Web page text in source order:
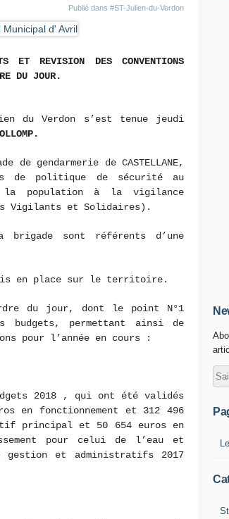
Publié dans #ST-Julien-du-Verdon
ET REVISION DES CONVENTIONS
DU JOUR.
du Verdon s’est tenue jeudi
gendarmerie de CASTELLANE,
de politique de sécurité au
population à la vigilance
Vigilants et Solidaires).
brigade sont référents d’une
en place sur le territoire.
du jour, dont le point N°1
permettant ainsi de
pour l’année en cours :
2018 , qui ont été validés
en fonctionnement et 312 496
principal et 50 654 euros en
pour celui de l’eau et
gestion et administratifs 2017